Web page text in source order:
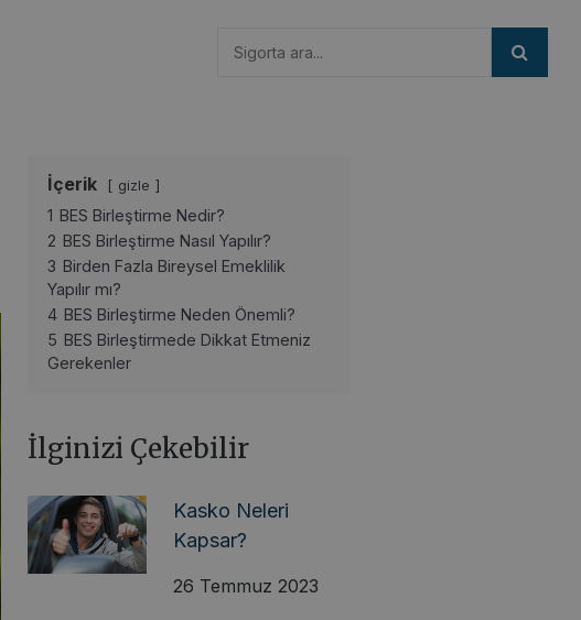
İçerik gizle
1 BES Birleştirme Nedir?
2 BES Birleştirme Nasıl Yapılır?
3 Birden Fazla Bireysel Emeklilik
Yapılır mı?
4 BES Birleştirme Neden Önemli?
5 BES Birleştirmede Dikkat Etmeniz
Gerekenler
İlginizi Çekebilir
Kasko Neleri
Kapsar?
26 Temmuz 2023